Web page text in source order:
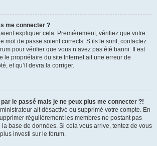
me connecter ?
expliquer cela. Premièrement, vérifiez que votre
mot de passe soient corrects. S’ils le sont, contactez
pour vérifier que vous n’avez pas été banni. Il est
le propriétaire du site Internet ait une erreur de
et qu’il devra la corriger.
le passé mais je ne peux plus me connecter ?!
ait désactivé ou supprimé votre compte. En
régulièrement les membres ne postant pas
base de données. Si cela vous arrive, tentez de vous
investi sur le forum.